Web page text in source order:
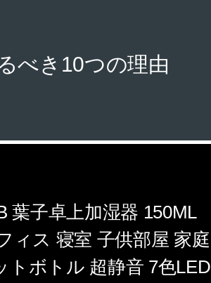
べき10つの理由
葉子卓上加湿器 150ML
ィス 寝室 子供部屋 家庭
トボトル 超静音 7色LED